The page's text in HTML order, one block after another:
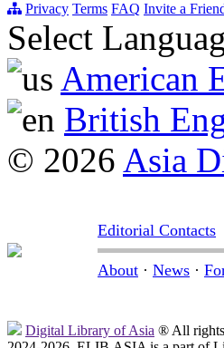
Privacy Terms FAQ Invite a
Select
American
British
© 2026 Asia
Editorial Contacts
About · News ·
Digital Library of Asia ® All rights